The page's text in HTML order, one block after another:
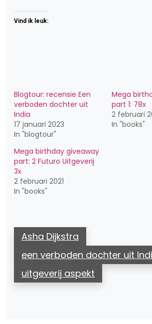
Vind ik leuk:
Blogtour: recensie Een
verboden dochter uit
India
17 januari 2023
In "blogtour"
Mega
part 1: 78x
2 februari
In "books"
Mega birthday giveaway
part: 2 Futuro Uitgeverij
3x
2 februari 2021
In "books"
Asha Dijkstra
een verboden dochter uit
uitgeverij aspekt